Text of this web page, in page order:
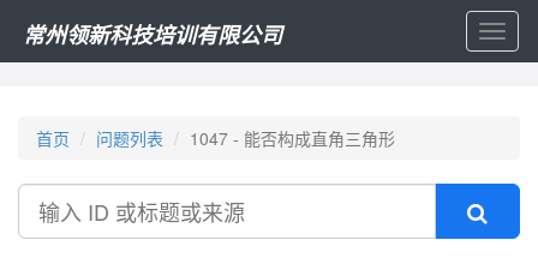
常州领新科技培训有限公司
首页 问题列表 1047 - 能否构成直角三角形
搜